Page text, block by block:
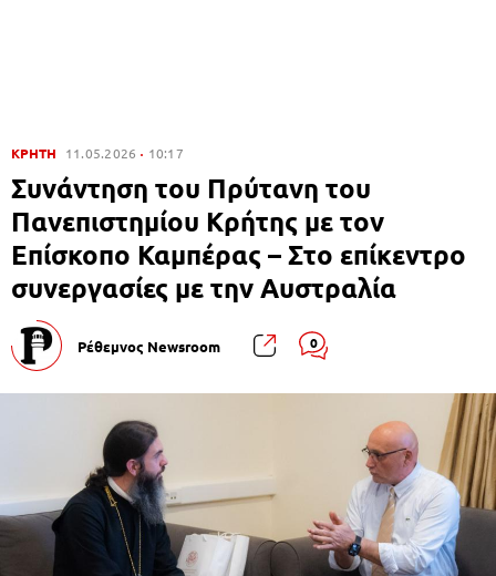
ΚΡΗΤΗ 11.05.2026 10:17
Συνάντηση του Πρύτανη του
Πανεπιστημίου Κρήτης με τον
Επίσκοπο Καμπέρας – Στο επίκεντρο
συνεργασίες με την Αυστραλία
Ρέθεμνος Newsroom 0